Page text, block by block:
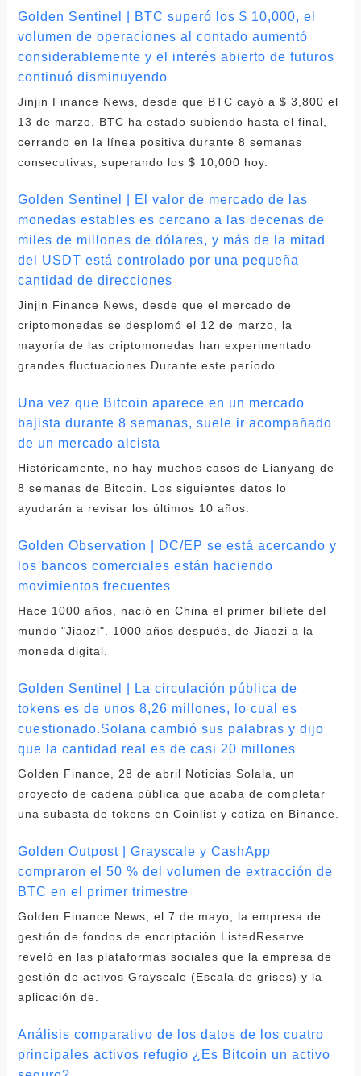
Golden Sentinel | BTC superó los $ 10,000, el
volumen de operaciones al contado aumentó
considerablemente y el interés abierto de futuros
continuó disminuyendo
Jinjin Finance News, desde que BTC cayó a $ 3,800 el
13 de marzo, BTC ha estado subiendo hasta el final,
cerrando en la línea positiva durante 8 semanas
consecutivas, superando los $ 10,000 hoy.
Golden Sentinel | El valor de mercado de las
monedas estables es cercano a las decenas de
miles de millones de dólares, y más de la mitad
del USDT está controlado por una pequeña
cantidad de direcciones
Jinjin Finance News, desde que el mercado de
criptomonedas se desplomó el 12 de marzo, la
mayoría de las criptomonedas han experimentado
grandes fluctuaciones.Durante este período.
Una vez que Bitcoin aparece en un mercado
bajista durante 8 semanas, suele ir acompañado
de un mercado alcista
Históricamente, no hay muchos casos de Lianyang de
8 semanas de Bitcoin. Los siguientes datos lo
ayudarán a revisar los últimos 10 años.
Golden Observation | DC/EP se está acercando y
los bancos comerciales están haciendo
movimientos frecuentes
Hace 1000 años, nació en China el primer billete del
mundo "Jiaozi". 1000 años después, de Jiaozi a la
moneda digital.
Golden Sentinel | La circulación pública de
tokens es de unos 8,26 millones, lo cual es
cuestionado.Solana cambió sus palabras y dijo
que la cantidad real es de casi 20 millones
Golden Finance, 28 de abril Noticias Solala, un
proyecto de cadena pública que acaba de completar
una subasta de tokens en Coinlist y cotiza en Binance.
Golden Outpost | Grayscale y CashApp
compraron el 50 % del volumen de extracción de
BTC en el primer trimestre
Golden Finance News, el 7 de mayo, la empresa de
gestión de fondos de encriptación ListedReserve
reveló en las plataformas sociales que la empresa de
gestión de activos Grayscale (Escala de grises) y la
aplicación de.
Análisis comparativo de los datos de los cuatro
principales activos refugio ¿Es Bitcoin un activo